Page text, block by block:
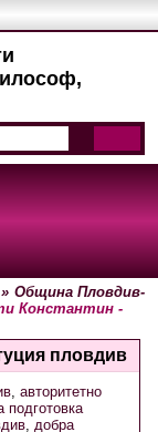
» Община Пловдив-
Константин -
пловдив
, авторитетно
подготовка
, добра